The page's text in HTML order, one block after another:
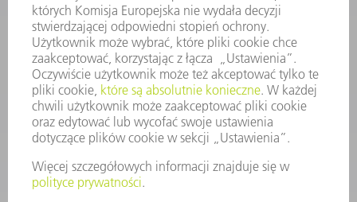
Dział Części Zamiennych i Narzędzi
48225753936
8.00 - 17.00
czesci.zamienne@trumpf.com